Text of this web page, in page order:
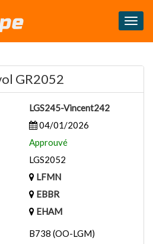
GR2052
LGS245-Vincent242
04/01/2026
Approuvé
LGS2052
LFMN
EBBR
EHAM
B738 (OO-LGM)